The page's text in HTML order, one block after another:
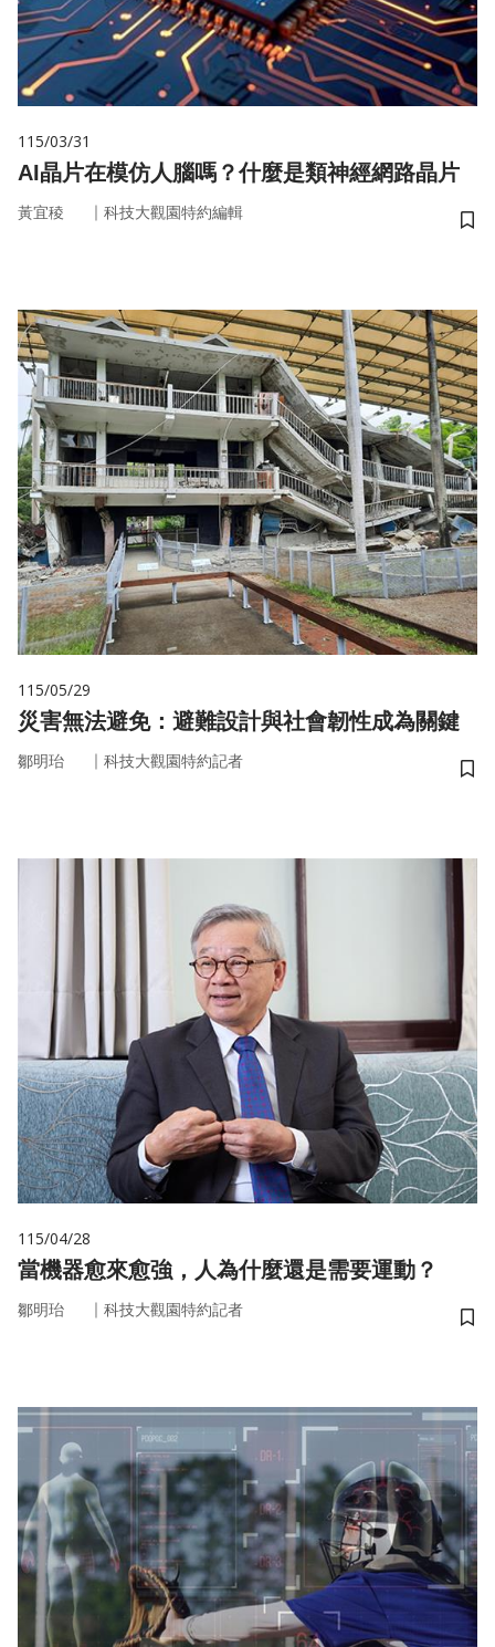
115/03/31
AI晶片在模仿人腦嗎？什麼是類神經網路晶片
黃宜稜 ｜ 科技大觀園特約編輯
儲
115/05/29
災害無法避免：避難設計與社會韌性成為關鍵
鄒明珆 ｜ 科技大觀園特約記者
儲
115/04/28
當機器愈來愈強，人為什麼還是需要運動？
鄒明珆 ｜ 科技大觀園特約記者
儲